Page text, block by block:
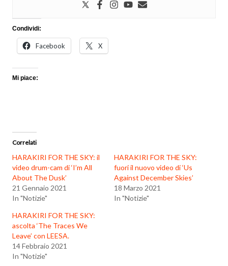
Condividi:
Facebook X
Mi piace:
Correlati
HARAKIRI FOR THE SKY: il
video drum-cam di ‘I’m All
About The Dusk’
21 Gennaio 2021
In "Notizie"
HARAKIRI FOR THE SKY:
fuori il nuovo video di ‘Us
Against December Skies’
18 Marzo 2021
In "Notizie"
HARAKIRI FOR THE SKY:
ascolta ‘The Traces We
Leave’ con LEESA.
14 Febbraio 2021
In "Notizie"